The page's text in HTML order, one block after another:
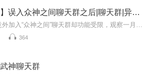
【免费】误入众神之间聊天群之后|聊天群|异能|末世
364
神聊天群